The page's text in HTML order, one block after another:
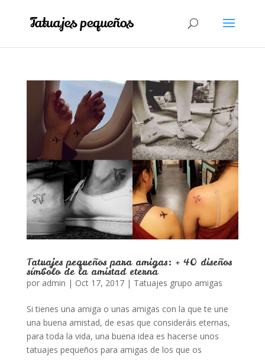
Tatuajes pequeños para amigas: + 40 diseños
símbolo de la amistad eterna
por admin | Oct 17, 2017| Tatuajes grupo amigas
Si tienes una amiga o unas amigas con la que te une
una buena amistad, de esas que consideráis eternas,
para toda la vida, una buena idea es hacerse unos
tatuajes pequeños para amigas de los que os